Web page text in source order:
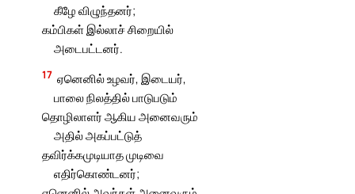
கீழே விழுந்தனர்;
கம்பிகள் இல்லாச் சிறையில்
அடைபட்டனர்.
17 ஏனெனில் உழவர், இடையர்,
பாலை நிலத்தில் பாடுபடும்
தொழிலாளர் ஆகிய அனைவரும்
அதில் அகப்பட்டுத்
தவிர்க்கமுடியாத முடிவை
எதிர்கொண்டனர்;